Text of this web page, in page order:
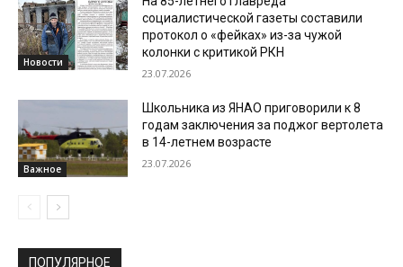
Новости
социалистической газеты составили
протокол о «фейках» из-за чужой
колонки с критикой РКН
23.07.2026
Важное
Школьника из ЯНАО приговорили к 8
годам заключения за поджог вертолета
в 14-летнем возрасте
23.07.2026
ПОПУЛЯРНОЕ